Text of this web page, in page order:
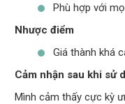
Phù hợp với
Nhược điểm
Giá thành khá
Cảm nhận sau khi sử
Mình cảm thấy cực kỳ